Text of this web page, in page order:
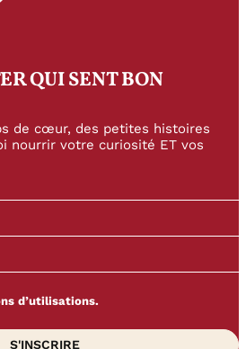
QUI SENT BON
de cœur, des petites histoires
nourrir votre curiosité ET vos
d’utilisations.